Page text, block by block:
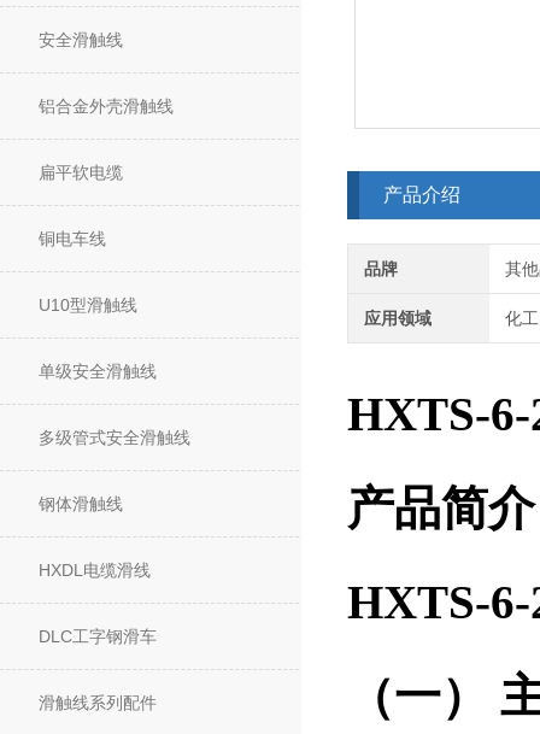
安全滑触线
铝合金外壳滑触线
扁平软电缆
铜电车线
U10型滑触线
单级安全滑触线
多级管式安全滑触线
钢体滑触线
HXDL电缆滑线
DLC工字钢滑车
滑触线系列配件
产品介绍
品牌 其
应用领域 化
HXTS-
产品简
HXTS-
（一）